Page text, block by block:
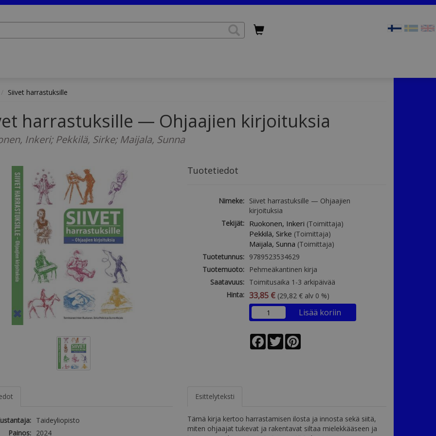
Siivet harrastuksille
harrastuksille — Ohjaajien kirjoituksia
Inkeri; Pekkilä, Sirke; Maijala, Sunna
Tuotetiedot
Nimeke: Siivet harrastuksille — Ohjaajien
kirjoituksia
Tekijät: Ruokonen, Inkeri (Toimittaja)
Pekkilä, Sirke (Toimittaja)
Maijala, Sunna (Toimittaja)
Tuotetunnus: 9789523534629
Tuotemuoto:
Pehmeäkantinen kirja
Saatavuus: Toimitusaika 1-3 arkipäivää
Hinta: 33,85 € (29,82 € alv 0 %)
Lisää koriin
Facebook
Twitter
Taideyliopisto
Painos:
2024
Esittelyteksti
Tämä kirja kertoo harrastamisen ilosta ja innosta sekä siitä,
miten ohjaajat tukevat ja rakentavat siltaa mielekkääseen ja